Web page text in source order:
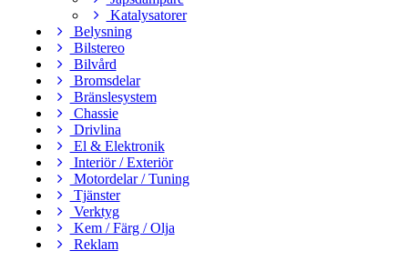
Katalysatorer
Belysning
Bilstereo
Bilvård
Bromsdelar
Bränslesystem
Chassie
Drivlina
El & Elektronik
Interiör / Exteriör
Motordelar / Tuning
Tjänster
Verktyg
Kem / Färg / Olja
Reklam